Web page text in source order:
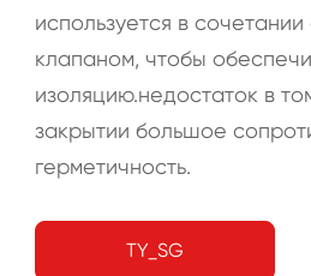
используется в
клапаном, чтобы
изоляцию.недостаток в
закрытии большое
герметичность.
TY_SG